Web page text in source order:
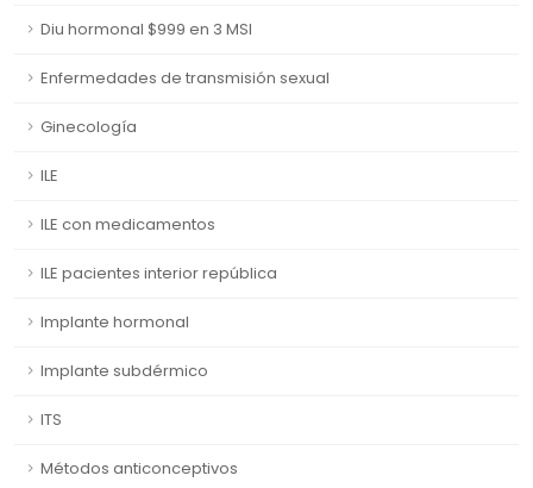
Diu hormonal $999 en 3 MSI
Enfermedades de transmisión sexual
Ginecología
ILE
ILE con medicamentos
ILE pacientes interior república
Implante hormonal
Implante subdérmico
ITS
Métodos anticonceptivos